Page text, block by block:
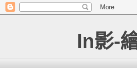
In影-